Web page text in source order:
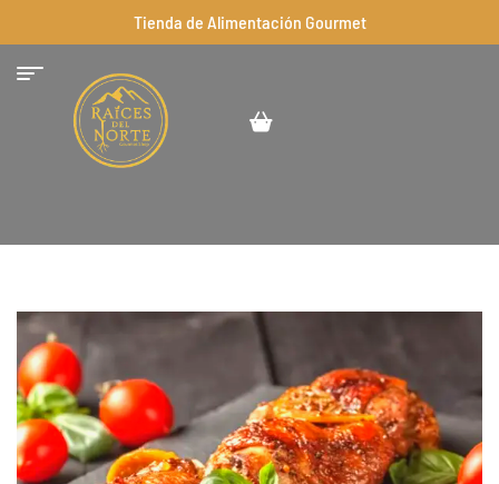
Tienda de Alimentación Gourmet